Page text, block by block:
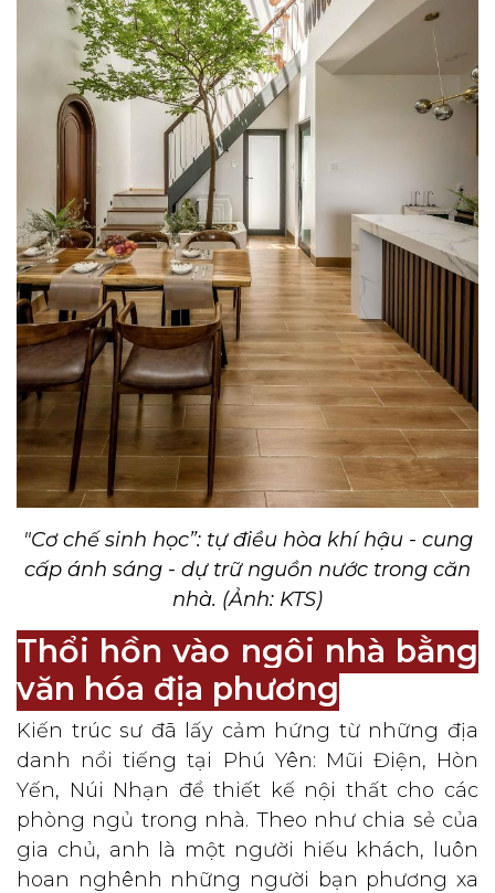
"Cơ chế sinh học”: tự điều hòa khí hậu - cung
cấp ánh sáng - dự trữ nguồn nước trong căn
nhà. (Ảnh: KTS)
Thổi hồn vào ngôi nhà bằng
văn hóa địa phương
Kiến trúc sư đã lấy cảm hứng từ những địa
danh nổi tiếng tại Phú Yên: Mũi Điện, Hòn
Yến, Núi Nhạn để thiết kế nội thất cho các
phòng ngủ trong nhà. Theo như chia sẻ của
gia chủ, anh là một người hiếu khách, luôn
hoan nghênh những người bạn phương xa